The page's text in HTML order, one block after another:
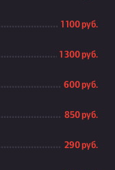
1 100 руб.
1 300 руб.
600 руб.
850 руб.
290 руб.